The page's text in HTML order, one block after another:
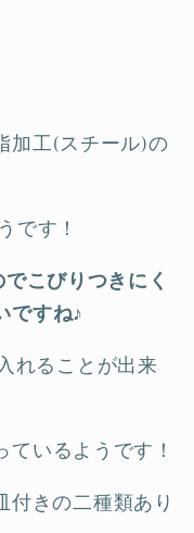
加工(スチール)の
です！
こびりつきにく
ですね♪
れることが出来
いるようです！
付きの二種類あり